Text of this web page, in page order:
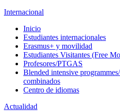
Internacional
Inicio
Estudiantes internacionales
Erasmus+ y movilidad
Estudiantes Visitantes (Free
Profesores/PTGAS
Blended intensive
combinados
Centro de idiomas
Actualidad